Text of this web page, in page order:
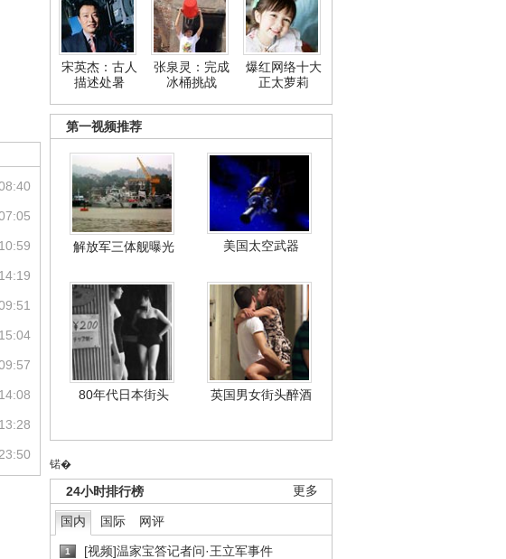
宋英杰：古人
描述处暑
张泉灵：完成
冰桶挑战
爆红网络十大
正太萝莉
第一视频推荐
解放军三体舰曝光 美国太空武器
80年代日本街头 英国男女街头醉酒
锘�
更多
24小时排行榜
国内 国际 网评
1 [视频]温家宝答记者问·王立军事件